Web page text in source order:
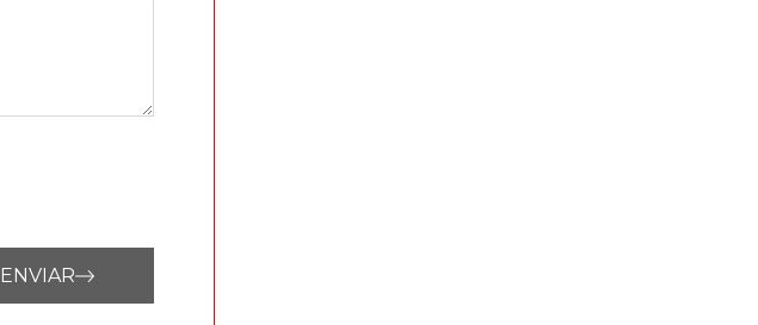
ENVIAR